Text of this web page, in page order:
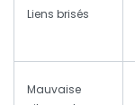
Liens brisés
Mauvaise